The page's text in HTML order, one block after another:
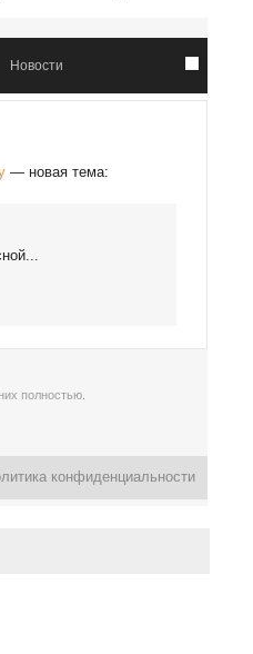
Новости
— новая тема:
полностью
конфиденциальности